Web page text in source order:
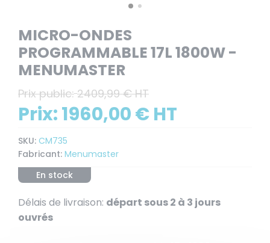
MICRO-ONDES
PROGRAMMABLE 17L 1800W -
MENUMASTER
Prix public: 2409,99 € HT
Prix:1960,00 € HT
SKU: CM735
Fabricant: Menumaster
En stock
Délais de livraison: départ sous 2 à 3 jours
ouvrés